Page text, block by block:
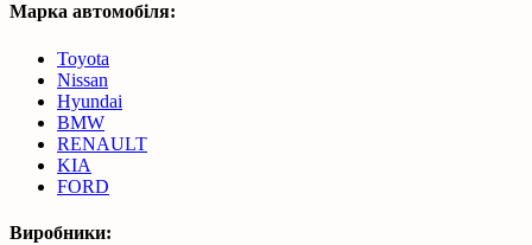
Марка автомобіля:
Toyota
Nissan
Hyundai
BMW
RENAULT
KIA
FORD
Виробники: